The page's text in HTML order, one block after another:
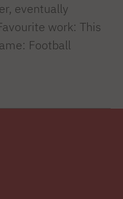
eventually
work: This
Football